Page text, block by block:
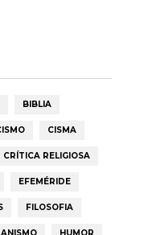
BIBLIA
CISMA
CRÍTICA RELIGIOSA
EFEMÉRIDE
FILOSOFIA